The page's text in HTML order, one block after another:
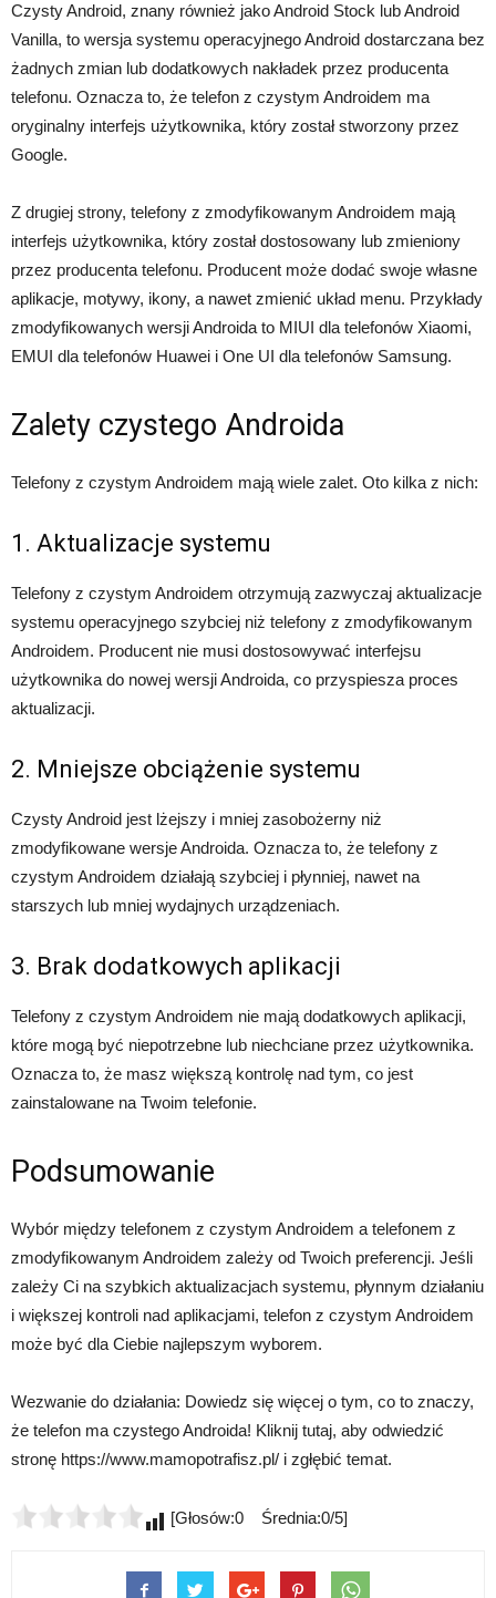
Czysty Android, znany również jako Android Stock lub Android
Vanilla, to wersja systemu operacyjnego Android dostarczana bez
żadnych zmian lub dodatkowych nakładek przez producenta
telefonu. Oznacza to, że telefon z czystym Androidem ma
oryginalny interfejs użytkownika, który został stworzony przez
Google.
Z drugiej strony, telefony z zmodyfikowanym Androidem mają
interfejs użytkownika, który został dostosowany lub zmieniony
przez producenta telefonu. Producent może dodać swoje własne
aplikacje, motywy, ikony, a nawet zmienić układ menu. Przykłady
zmodyfikowanych wersji Androida to MIUI dla telefonów Xiaomi,
EMUI dla telefonów Huawei i One UI dla telefonów Samsung.
Zalety czystego Androida
Telefony z czystym Androidem mają wiele zalet. Oto kilka z nich:
1. Aktualizacje systemu
Telefony z czystym Androidem otrzymują zazwyczaj aktualizacje
systemu operacyjnego szybciej niż telefony z zmodyfikowanym
Androidem. Producent nie musi dostosowywać interfejsu
użytkownika do nowej wersji Androida, co przyspiesza proces
aktualizacji.
2. Mniejsze obciążenie systemu
Czysty Android jest lżejszy i mniej zasobożerny niż
zmodyfikowane wersje Androida. Oznacza to, że telefony z
czystym Androidem działają szybciej i płynniej, nawet na
starszych lub mniej wydajnych urządzeniach.
3. Brak dodatkowych aplikacji
Telefony z czystym Androidem nie mają dodatkowych aplikacji,
które mogą być niepotrzebne lub niechciane przez użytkownika.
Oznacza to, że masz większą kontrolę nad tym, co jest
zainstalowane na Twoim telefonie.
Podsumowanie
Wybór między telefonem z czystym Androidem a telefonem z
zmodyfikowanym Androidem zależy od Twoich preferencji. Jeśli
zależy Ci na szybkich aktualizacjach systemu, płynnym działaniu
i większej kontroli nad aplikacjami, telefon z czystym Androidem
może być dla Ciebie najlepszym wyborem.
Wezwanie do działania: Dowiedz się więcej o tym, co to znaczy,
że telefon ma czystego Androida! Kliknij tutaj, aby odwiedzić
stronę https://www.mamopotrafisz.pl/ i zgłębić temat.
[Głosów:0 Średnia:0/5]